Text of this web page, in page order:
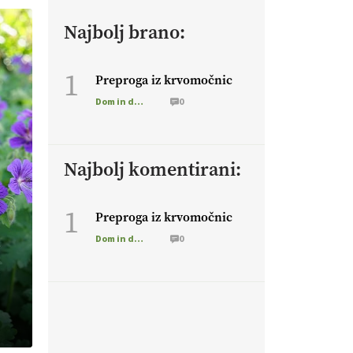
Najbolj brano:
1 Preproga iz krvomočnic
Dom in družina 0
Najbolj komentirani:
1 Preproga iz krvomočnic
Dom in družina 0